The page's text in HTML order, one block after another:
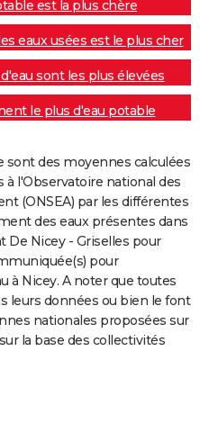
est la plus chère
eaux usées est le plus cher
sont les plus élevées
le plus d'eau potable
sont des moyennes calculées
l'Observatoire national des
(ONSEA) par les différentes
des eaux présentes dans
Nicey - Griselles pour
pour
à Nicey. A noter que toutes
leurs données ou bien le font
nationales proposées sur
la base des collectivités